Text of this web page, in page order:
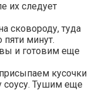
их следует
сковороду, туда
минут.
и готовим еще
кусочки
соусу. Тушим еще